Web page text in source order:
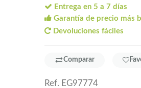
Entrega en 5 a 7 días
Garantía de precio más
Devoluciones fáciles
Comparar
Ref. EG97774